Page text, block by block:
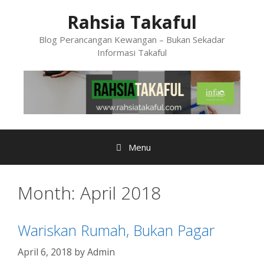
Rahsia Takaful
Blog Perancangan Kewangan – Bukan Sekadar
Informasi Takaful
Menu
Month: April 2018
Wariskan Rumah, Bukan Pagar
April 6, 2018 byAdmin